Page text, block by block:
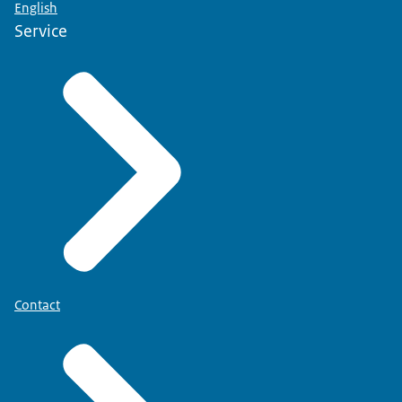
alle berichten over uw aanvraag per post op het
English
Service
Contact